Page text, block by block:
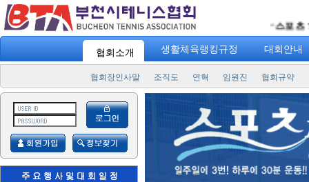
스포츠 7330
협회소개 생활체육랭킹규정 대회안내
협회장인사말 조직도 연혁 임원진 협회규약